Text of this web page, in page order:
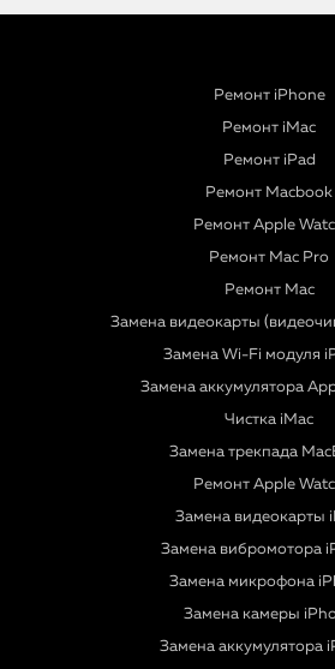
Ремонт iPhone
Ремонт iMac
Ремонт iPad
Ремонт Macbook
Ремонт Apple
Ремонт Mac Pro
Ремонт Mac
Замена видеокарты
Замена Wi-Fi модуля
Замена аккумулятора
Чистка iMac
Замена трекпада
Ремонт Apple
Замена видеокарты
Замена вибромотора
Замена микрофона
Замена камеры
Замена аккумулятора